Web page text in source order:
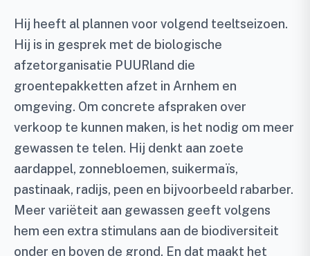
Hij heeft al plannen voor volgend teeltseizoen.
Hij is in gesprek met de biologische
afzetorganisatie PUURland die
groentepakketten afzet in Arnhem en
omgeving. Om concrete afspraken over
verkoop te kunnen maken, is het nodig om meer
gewassen te telen. Hij denkt aan zoete
aardappel, zonnebloemen, suikermaïs,
pastinaak, radijs, peen en bijvoorbeeld rabarber.
Meer variëteit aan gewassen geeft volgens
hem een extra stimulans aan de biodiversiteit
onder en boven de grond. En dat maakt het